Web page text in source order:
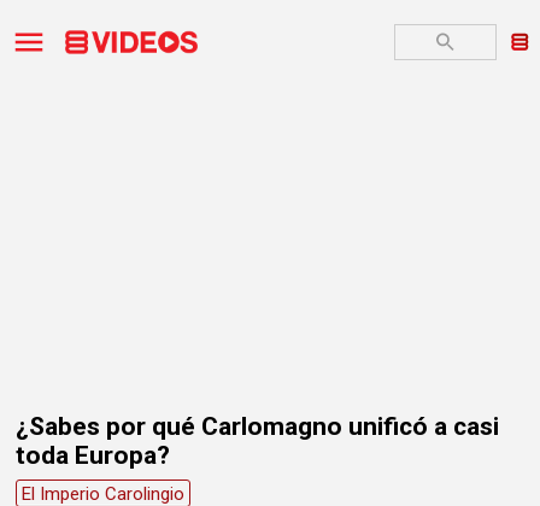
¿Sabes por qué Carlomagno unificó a casi
toda Europa?
El Imperio Carolingio